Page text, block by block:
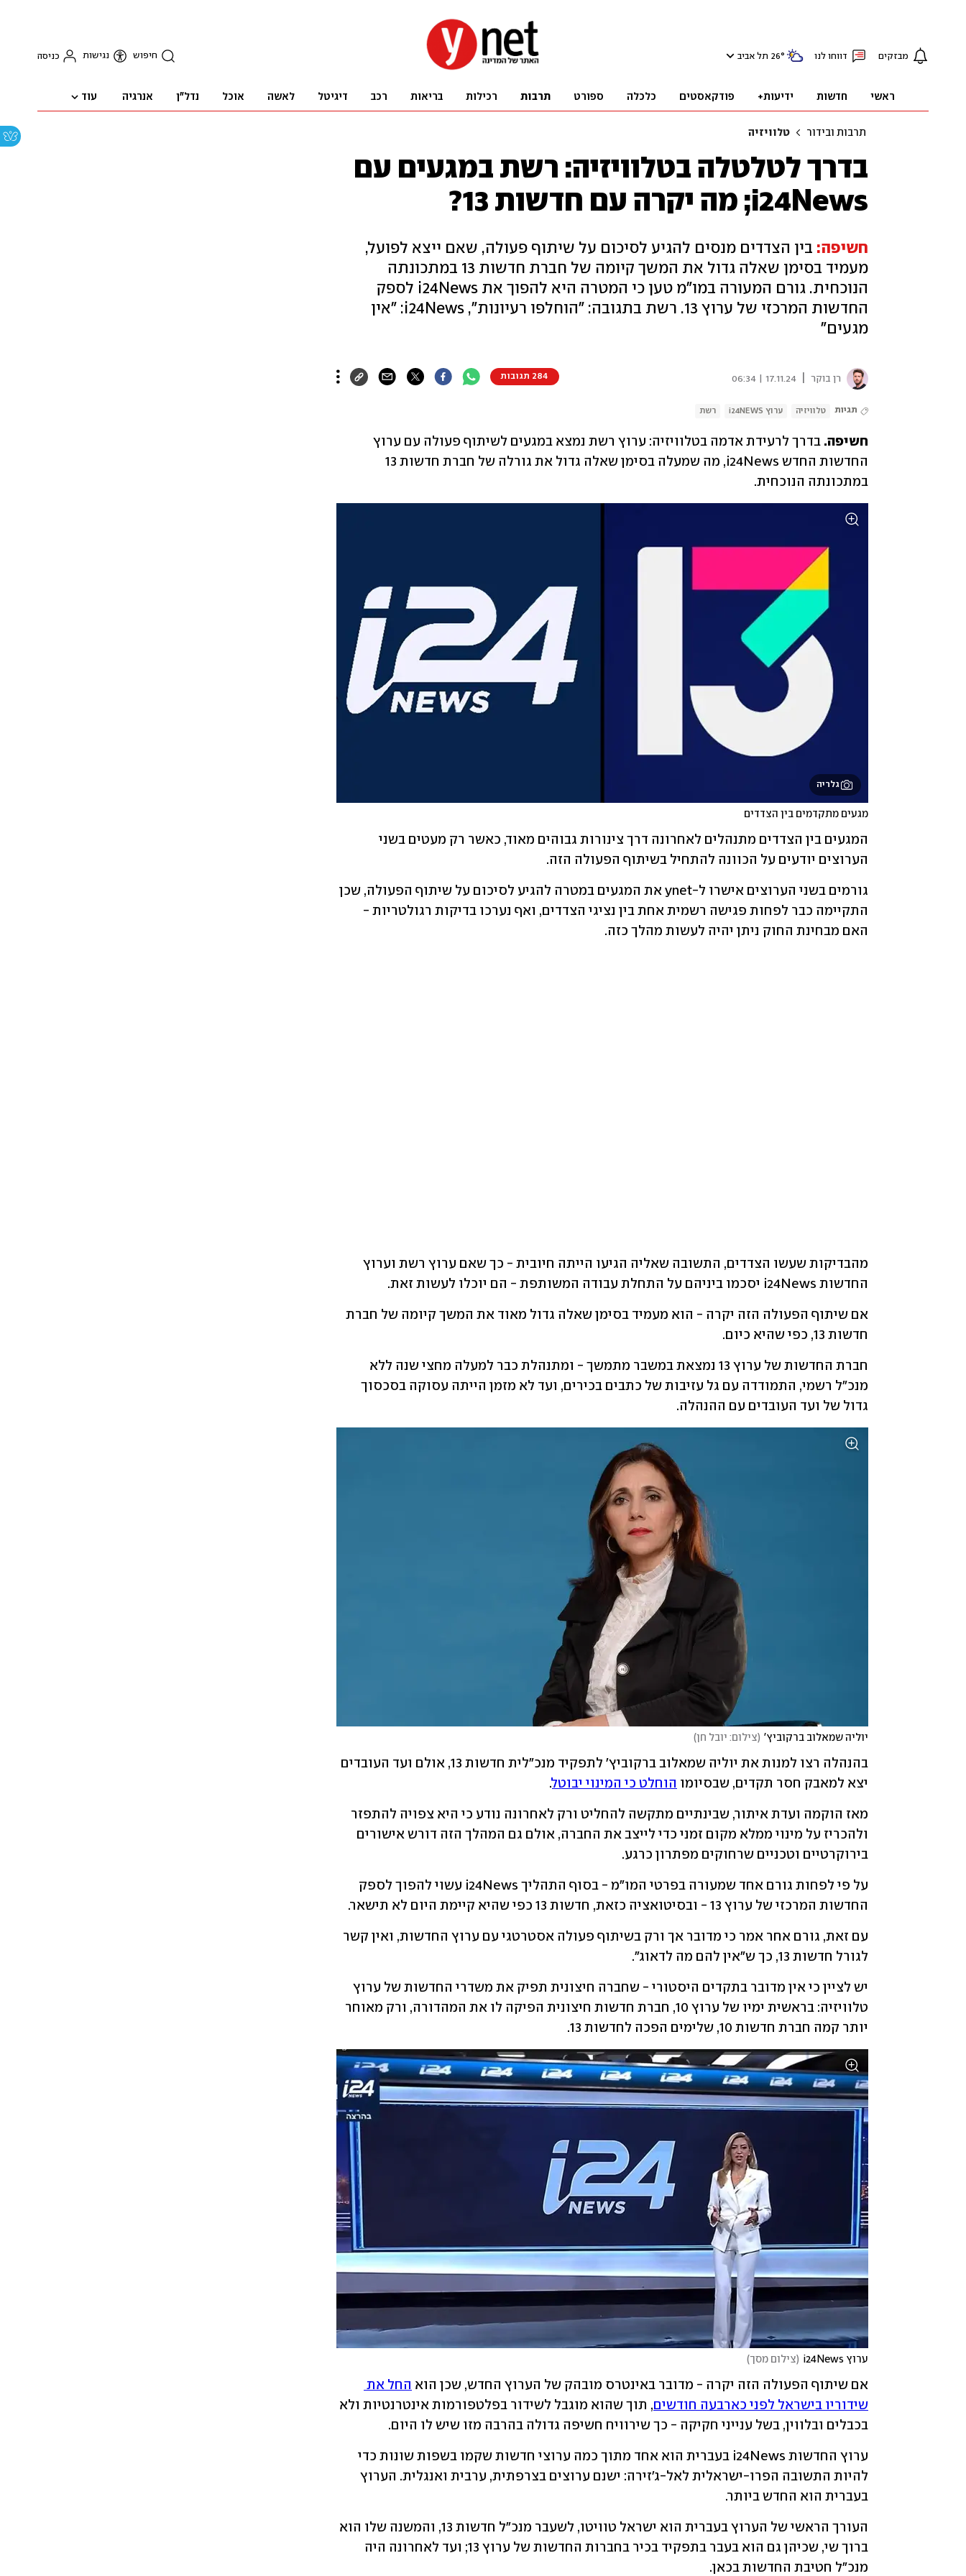
מבזקים דווחו לנו 26° תל אביב חיפוש נגישות כניסה
ראשי חדשות ידיעות+ פודקאסטים כלכלה ספורט תרבות רכילות בריאות רכב דיגיטל לאשה אוכל נדל"ן אנרגיה עוד
תרבות ובידור טלוויזיה
בדרך לטלטלה בטלוויזיה: רשת במגעים עם
i24News; מה יקרה עם חדשות 13?
חשיפה: בין הצדדים מנסים להגיע לסיכום על שיתוף פעולה, שאם ייצא לפועל,
מעמיד בסימן שאלה גדול את המשך קיומה של חברת חדשות 13 במתכונתה
הנוכחית. גורם המעורה במו"מ טען כי המטרה היא להפוך את i24News לספק
החדשות המרכזי של ערוץ 13. רשת בתגובה: "הוחלפו רעיונות", i24News: "אין
מגעים"
רן בוקר 17.11.24 | 06:34 284 תגובות
תגיות טלוויזיה ערוץ i24NEWS רשת
חשיפה.
במתכונתה הנוכחית.
גלריה
מגעים מתקדמים בין הצדדים
הערוצים יודעים על הכוונה להתחיל בשיתוף הפעולה הזה.
האם מבחינת החוק ניתן יהיה לעשות מהלך כזה.
החדשות i24News יסכמו ביניהם על התחלת עבודה המשותפת - הם יוכלו לעשות זאת.
חדשות 13, כפי שהיא כיום.
גדול של ועד העובדים עם ההנהלה.
יוליה שמאלוב ברקוביץ' (צילום: יובל חן)
יצא למאבק חסר תקדים, שבסיומו הוחלט כי המינוי יבוטל.
בירוקרטיים וטכניים שרחוקים מפתרון כרגע.
החדשות המרכזי של ערוץ 13 - ובסיטואציה כזאת, חדשות 13 כפי שהיא קיימת היום לא תישאר.
לגורל חדשות 13, כך ש"אין להם מה לדאוג".
יותר קמה חברת חדשות 10, שלימים הפכה לחדשות 13.
ערוץ i24News (צילום מסך)
אם שיתוף הפעולה הזה יקרה - מדובר באינטרס מובהק של הערוץ החדש, שכן הוא
שידוריו בישראל לפני כארבעה חודשים
בכבלים ובלווין, בשל ענייני חקיקה - כך שירוויח חשיפה גדולה בהרבה מזו שיש לו היום.
בעברית הוא החדש ביותר.
מנכ"ל חטיבת החדשות בכאן.